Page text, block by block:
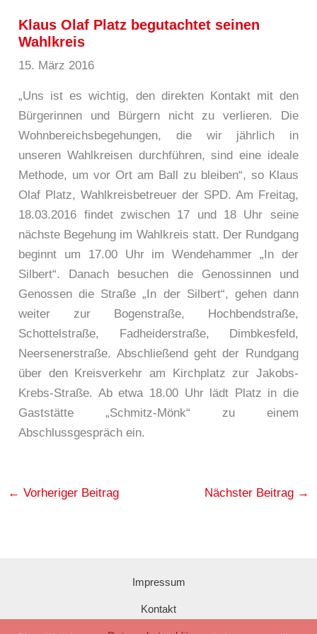
Klaus Olaf Platz begutachtet seinen
Wahlkreis
15. März 2016
„Uns ist es wichtig, den direkten Kontakt mit den
Bürgerinnen und Bürgern nicht zu verlieren. Die
Wohnbereichsbegehungen, die wir jährlich in
unseren Wahlkreisen durchführen, sind eine ideale
Methode, um vor Ort am Ball zu bleiben“, so Klaus
Olaf Platz, Wahlkreisbetreuer der SPD. Am Freitag,
18.03.2016 findet zwischen 17 und 18 Uhr seine
nächste Begehung im Wahlkreis statt. Der Rundgang
beginnt um 17.00 Uhr im Wendehammer „In der
Silbert“. Danach besuchen die Genossinnen und
Genossen die Straße „In der Silbert“, gehen dann
weiter zur Bogenstraße, Hochbendstraße,
Schottelstraße, Fadheiderstraße, Dimbkesfeld,
Neersenerstraße. Abschließend geht der Rundgang
über den Kreisverkehr am Kirchplatz zur Jakobs-
Krebs-Straße. Ab etwa 18.00 Uhr lädt Platz in die
Gaststätte „Schmitz-Mönk“ zu einem
Abschlussgespräch ein.
← Vorheriger Beitrag Nächster Beitrag →
Impressum
Kontakt